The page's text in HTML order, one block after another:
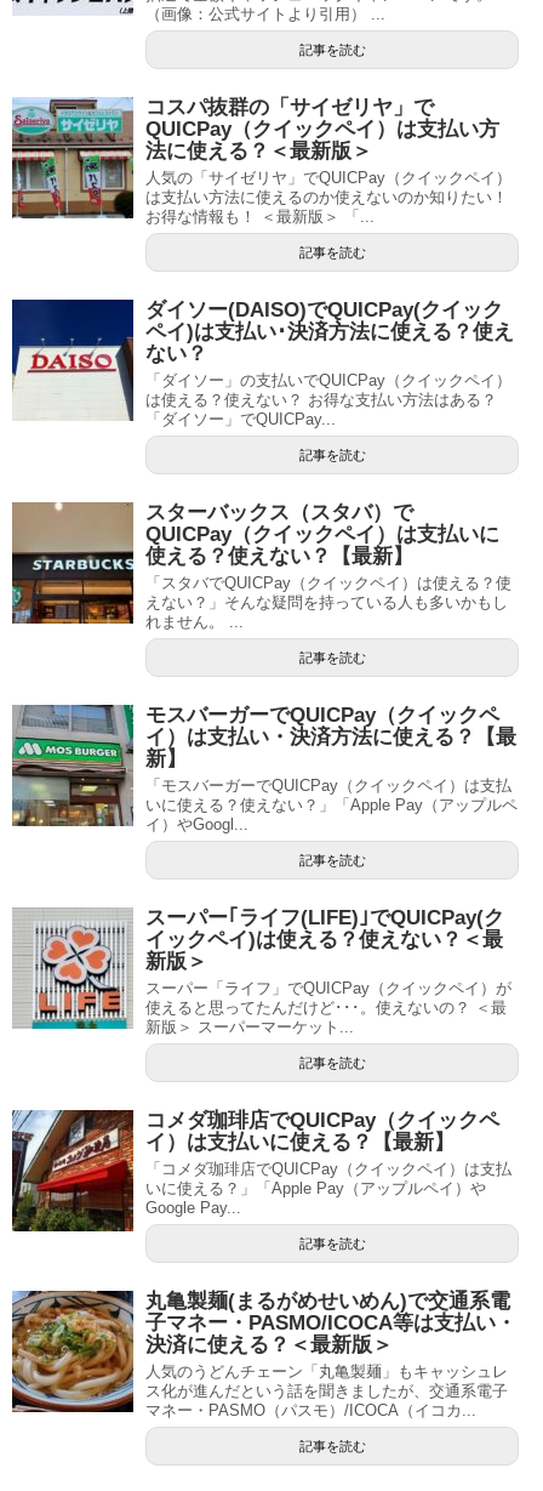
（画像：公式サイトより引用） ...
記事を読む
コスパ抜群の「サイゼリヤ」で
QUICPay（クイックペイ）は支払い方
法に使える？＜最新版＞
人気の「サイゼリヤ」でQUICPay（クイックペイ）
は支払い方法に使えるのか使えないのか知りたい！
お得な情報も！ ＜最新版＞ 「...
記事を読む
ダイソー(DAISO)でQUICPay(クイック
ペイ)は支払い･決済方法に使える？使え
ない？
「ダイソー」の支払いでQUICPay（クイックペイ）
は使える？使えない？ お得な支払い方法はある？
「ダイソー」でQUICPay...
記事を読む
スターバックス（スタバ）で
QUICPay（クイックペイ）は支払いに
使える？使えない？【最新】
「スタバでQUICPay（クイックペイ）は使える？使
えない？」そんな疑問を持っている人も多いかもし
れません。 ...
記事を読む
モスバーガーでQUICPay（クイックペ
イ）は支払い・決済方法に使える？【最
新】
「モスバーガーでQUICPay（クイックペイ）は支払
いに使える？使えない？」「Apple Pay（アップルペ
イ）やGoogl...
記事を読む
スーパー｢ライフ(LIFE)｣でQUICPay(ク
イックペイ)は使える？使えない？＜最
新版＞
スーパー「ライフ」でQUICPay（クイックペイ）が
使えると思ってたんだけど･･･。使えないの？ ＜最
新版＞ スーパーマーケット...
記事を読む
コメダ珈琲店でQUICPay（クイックペ
イ）は支払いに使える？【最新】
「コメダ珈琲店でQUICPay（クイックペイ）は支払
いに使える？」「Apple Pay（アップルペイ）や
Google Pay...
記事を読む
丸亀製麺(まるがめせいめん)で交通系電
子マネー・PASMO/ICOCA等は支払い・
決済に使える？＜最新版＞
人気のうどんチェーン「丸亀製麺」もキャッシュレ
ス化が進んだという話を聞きましたが、交通系電子
マネー・PASMO（パスモ）/ICOCA（イコカ...
記事を読む